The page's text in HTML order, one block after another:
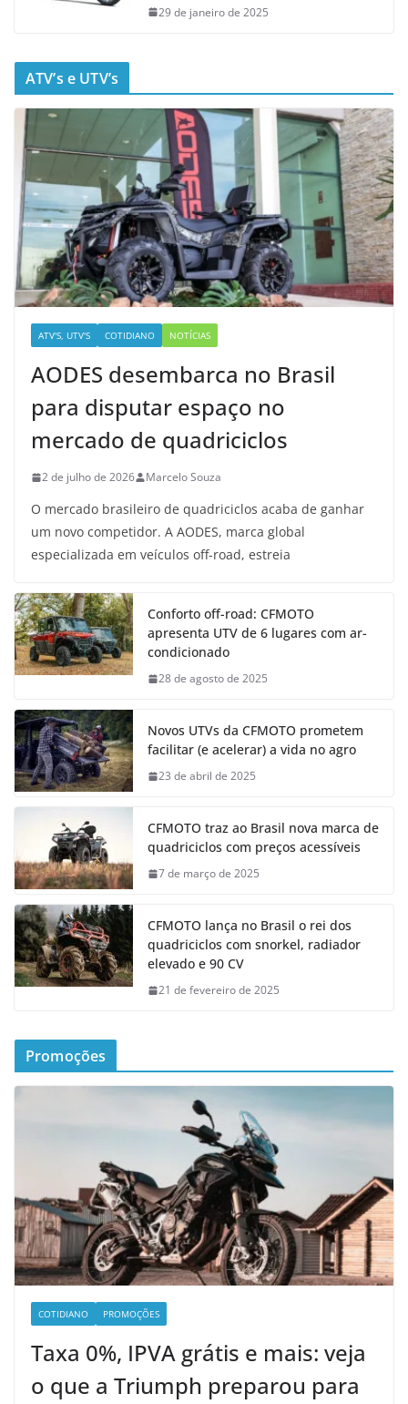
29 de janeiro de 2025
ATV’s e UTV’s
ATV'S, UTV'S COTIDIANO NOTÍCIAS
AODES desembarca no Brasil
para disputar espaço no
mercado de quadriciclos
2 de julho de 2026 Marcelo Souza
O mercado brasileiro de quadriciclos acaba de ganhar
um novo competidor. A AODES, marca global
especializada em veículos off-road, estreia
Conforto off-road: CFMOTO
apresenta UTV de 6 lugares com ar-
condicionado
28 de agosto de 2025
Novos UTVs da CFMOTO prometem
facilitar (e acelerar) a vida no agro
23 de abril de 2025
CFMOTO traz ao Brasil nova marca de
quadriciclos com preços acessíveis
7 de março de 2025
CFMOTO lança no Brasil o rei dos
quadriciclos com snorkel, radiador
elevado e 90 CV
21 de fevereiro de 2025
Promoções
COTIDIANO PROMOÇÕES
Taxa 0%, IPVA grátis e mais: veja
o que a Triumph preparou para